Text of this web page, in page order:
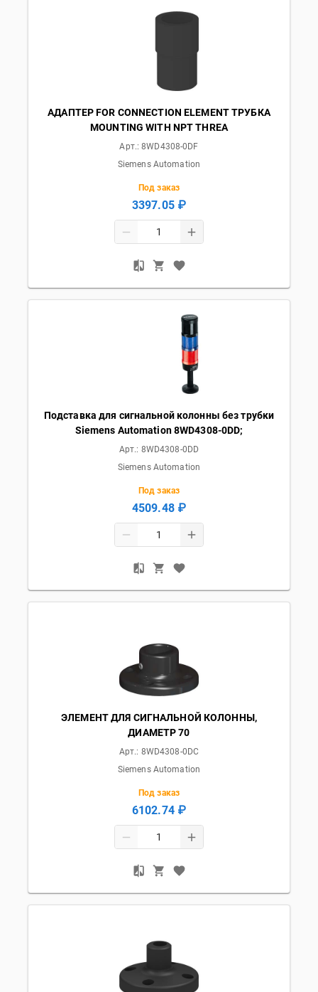
АДАПТЕР FOR CONNECTION ELEMENT ТРУБКА
MOUNTING WITH NPT THREA
Арт.:8WD4308-0DF
Siemens Automation
Под заказ
3397.05 ₽
Подставка для сигнальной колонны без трубки
Siemens Automation 8WD4308-0DD;
Арт.: 8WD4308-0DD
Siemens Automation
Под заказ
4509.48 ₽
ЭЛЕМЕНТ ДЛЯ СИГНАЛЬНОЙ КОЛОННЫ,
ДИАМЕТР 70
Арт.: 8WD4308-0DC
Siemens Automation
Под заказ
6102.74 ₽